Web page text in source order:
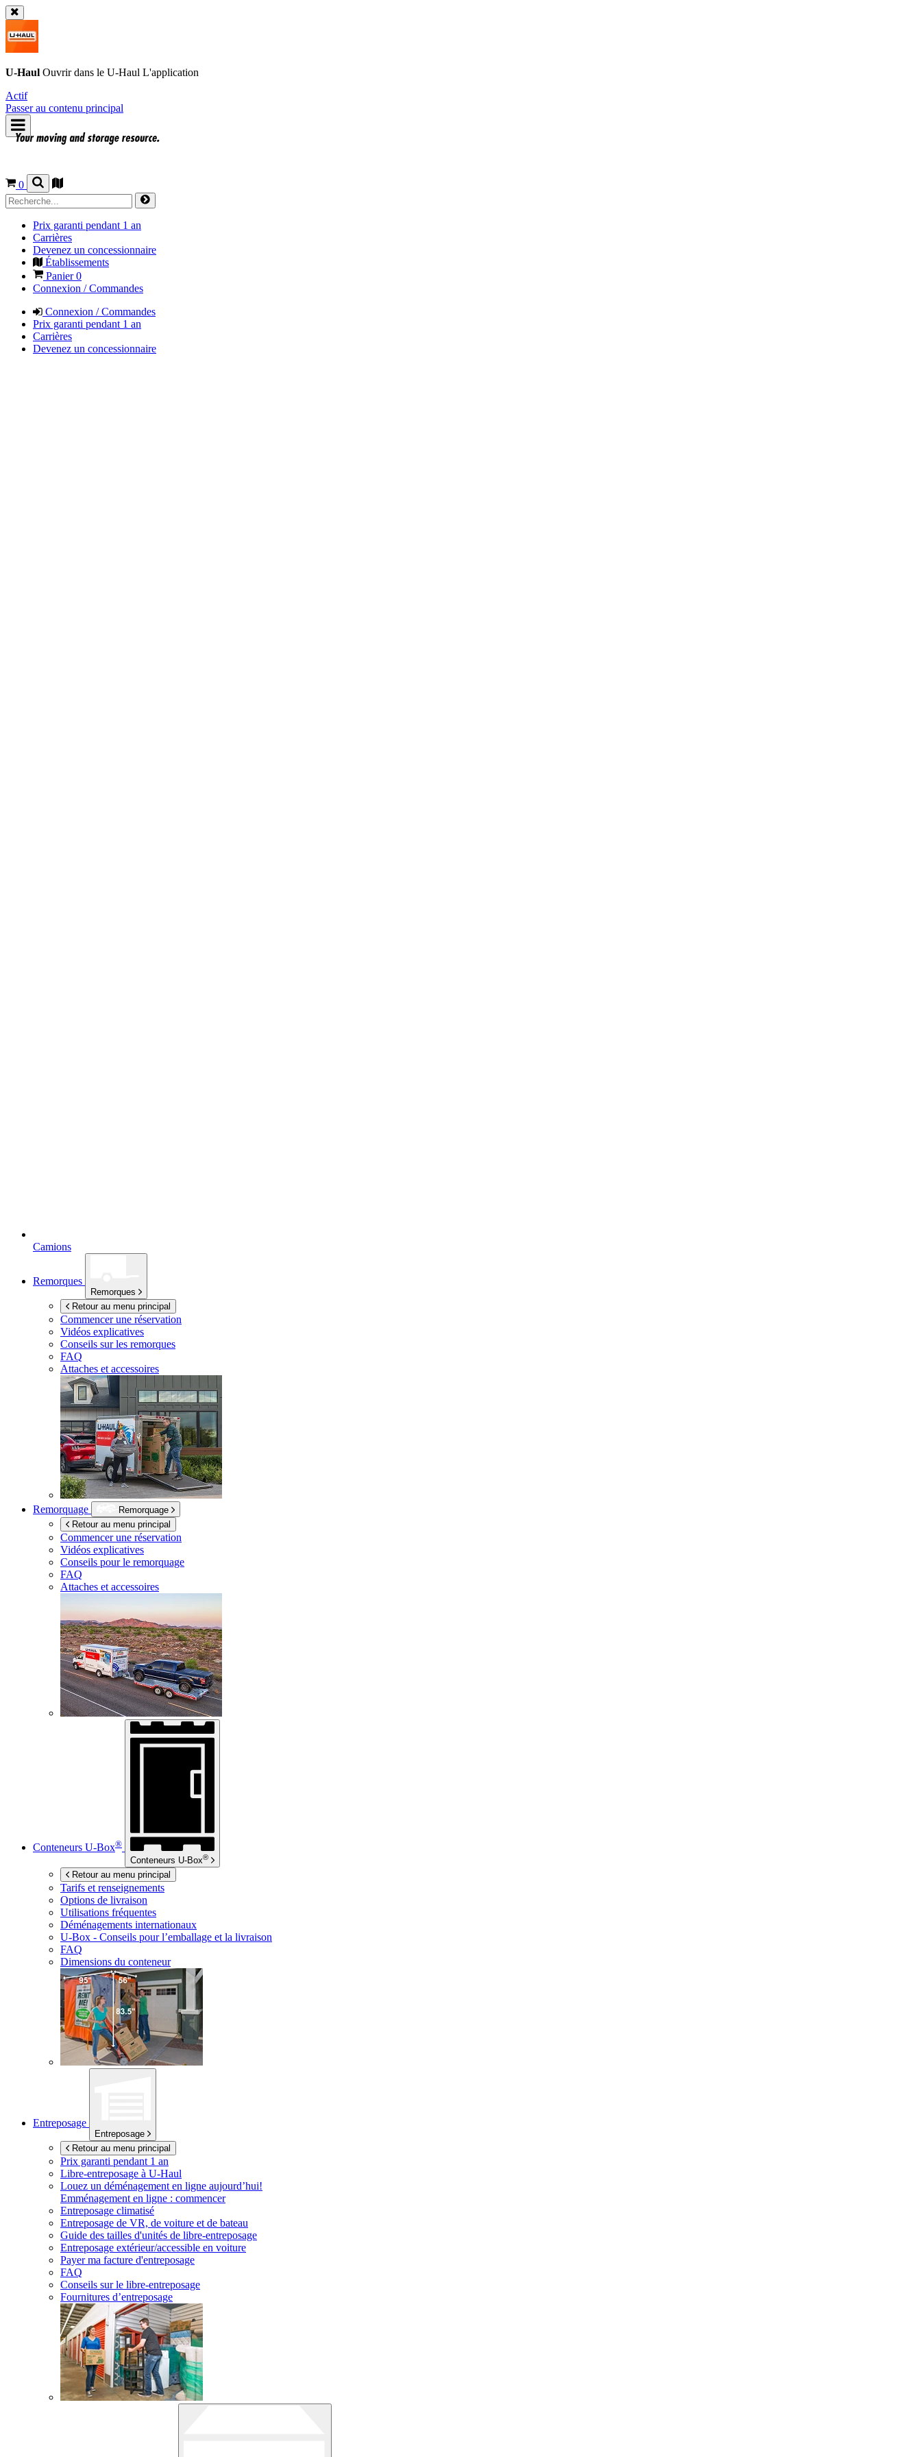
U-Haul Ouvrir dans le U-Haul L'application
Actif
Passer au contenu principal
0
Prix garanti pendant 1 an
Carrières
Devenez un concessionnaire
Établissements
Panier0
Connexion / Commandes
Connexion / Commandes
Prix garanti pendant 1 an
Carrières
Devenez un concessionnaire
Camions
Remorques
Remorques
Retour au menu principal
Commencer une réservation
Vidéos explicatives
Conseils sur les remorques
FAQ
Attaches et accessoires
Remorquage
Remorquage
Retour au menu principal
Commencer une réservation
Vidéos explicatives
Conseils pour le remorquage
FAQ
Attaches et accessoires
Conteneurs U-Box®
Conteneurs U-Box®
Retour au menu principal
Tarifs et renseignements
Options de livraison
Utilisations fréquentes
Déménagements internationaux
U-Box - Conseils pour l’emballage et la livraison
FAQ
Dimensions du conteneur
Entreposage
Entreposage
Retour au menu principal
Prix garanti pendant 1 an
Libre-entreposage à U-Haul
Louez un déménagement en ligne aujourd’hui!
Emménagement en ligne : commencer
Entreposage climatisé
Entreposage de VR, de voiture et de bateau
Guide des tailles d'unités de libre-entreposage
Entreposage extérieur/accessible en voiture
Payer ma facture d'entreposage
FAQ
Conseils sur le libre-entreposage
Fournitures d’entreposage